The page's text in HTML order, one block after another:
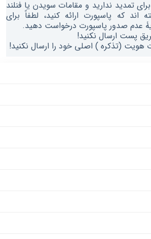
تمدید ندارید و مقامات سویدن یا فنلند
اند که پاسپورت ارائه کنید، لطفاً برای
عدم صدور پاسپورت درخواست دهید.
پست ارسال نکنید!
هویت (تذکره ) اصلی خود را ارسال نکنید!